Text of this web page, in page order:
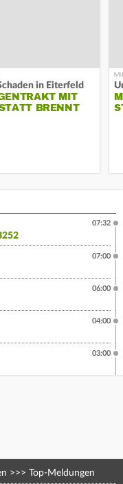
in Eiterfeld
MIT
BRENNT
07:32
07:00
06:00
04:00
03:00
>>> Top-Meldungen